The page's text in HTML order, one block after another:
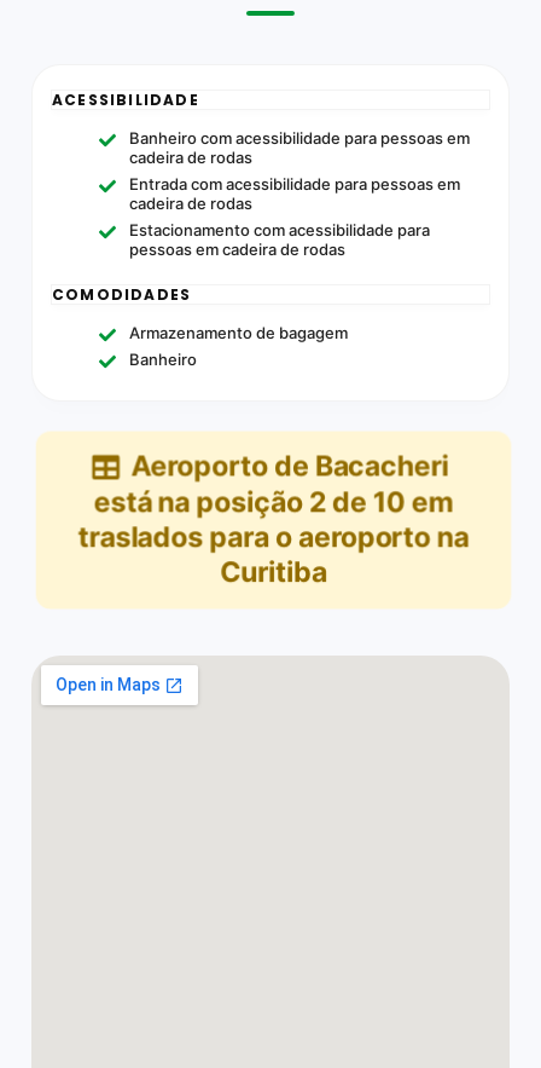
ACESSIBILIDADE
Banheiro com acessibilidade para pessoas em
cadeira de rodas
Entrada com acessibilidade para pessoas em
cadeira de rodas
Estacionamento com acessibilidade para
pessoas em cadeira de rodas
COMODIDADES
Armazenamento de bagagem
Banheiro
Aeroporto de Bacacheri
está na posição 2de 10 em
traslados para o aeroporto na
Curitiba